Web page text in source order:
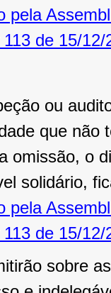
pela
de 15/12/
ou
que
omissão, o
solidário,
pela
de 15/12/
sobre